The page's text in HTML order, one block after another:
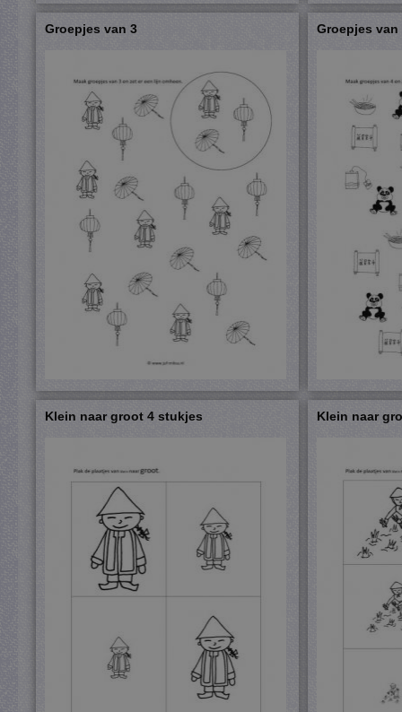
Groepjes van 3 Groepjes van
Klein naar groot 4 stukjes Klein naar